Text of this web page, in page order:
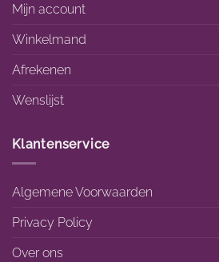
Mijn account
Winkelmand
Afrekenen
Wenslijst
Klantenservice
Algemene Voorwaarden
Privacy Policy
Over ons